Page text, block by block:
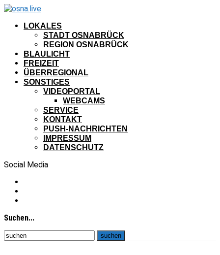
LOKALES
STADT OSNABRÜCK
REGION OSNABRÜCK
BLAULICHT
FREIZEIT
ÜBERREGIONAL
SONSTIGES
VIDEOPORTAL
WEBCAMS
SERVICE
KONTAKT
PUSH-NACHRICHTEN
IMPRESSUM
DATENSCHUTZ
Social Media
Suchen...